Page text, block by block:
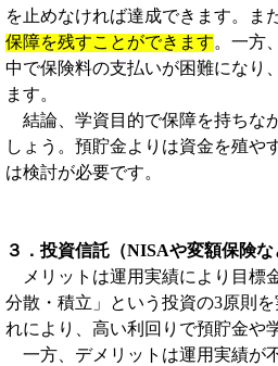
を止めなければ達成できます。また
保障を残すことができます。一方、
中で保険料の支払いが困難になり
ます。
結論、学資目的で保障を持ちな
しょう。預貯金よりは資金を殖や
は検討が必要です。
３．投資信託（NISAや変額保険な
メリットは運用実績により目標
分散・積立」という投資の3原則
れにより、高い利回りで預貯金や
一方、デメリットは運用実績が